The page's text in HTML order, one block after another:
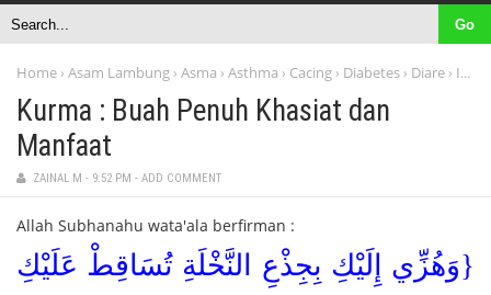
Home › Asam Lambung › Asma › Asthma › Cacing › Diabetes › Diare › Info Sehat
Kurma : Buah Penuh Khasiat dan
Manfaat
ZAINAL M - 9:52 PM - ADD COMMENT
Allah Subhanahu wata'ala berfirman :
{وَهُزِّي إِلَيْكِ بِجِذْعِ النَّخْلَةِ تُسَاقِطْ عَلَيْكِ